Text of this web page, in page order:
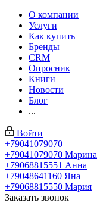
О компании
Услуги
Как купить
Бренды
CRM
Опросник
Книги
Новости
Блог
...
Войти
+79041079070
+79041079070 Марина
+79068815551 Анна
+79048641160 Яна
+79068815550 Мария
Заказать звонок